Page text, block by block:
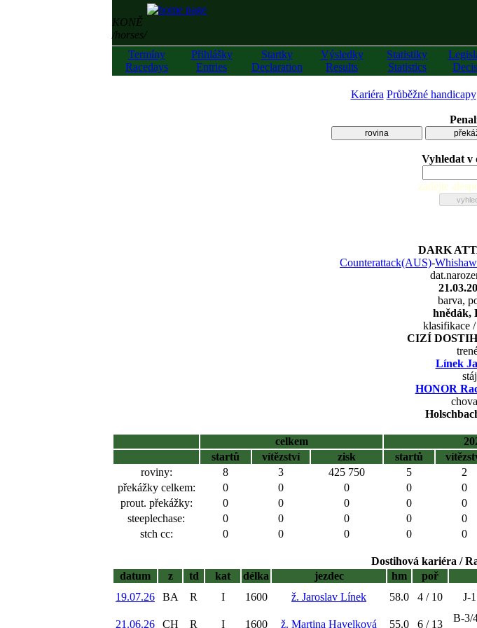
KONĚ
/horses/
Termíny
Racedays
Přihlášky
Entries
Startky
Declaration
Výsledky
Results
Statistiky
Statistics
Kariéra Průběžné handicapy
rovina
Vyhledat v
zadejte
DARK
Counterattack(AUS)-
barva,
hnědák,
klasifikace
CIZÍ
Línek
HONOR
celkem
startů
vítězství zisk startů
roviny:
8 3 425 750 5 2
překážky celkem:
0 0 0 0 0
prout. překážky:
0 0 0 0 0
steeplechase:
0 0 0 0 0
stch cc:
0 0 0 0 0
Dostihová kariéra /
datum
z td kat délka jezdec hm poř
19.07.26
BA R I 1600 ž. Jaroslav Línek 58.0 4 / 10 J-
21.06.26 CH R I 1600 ž. Martina Havelková 55.0 6 / 13
B-3/